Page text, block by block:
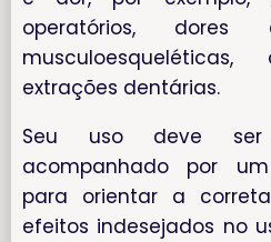
operatórios, dores
extrações dentárias.
Seu uso deve ser
acompanhado por
para orientar a
efeitos indesejados no